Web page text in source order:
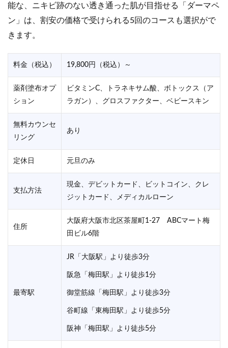
能な、ニキビ跡のない透き通った肌が目指せる「ダーマペ
ン」は、割安の価格で受けられる5回のコースも選択がで
きます。
料金（税込） 19,800円（税込）～
薬剤塗布オプ
ション
ビタミンC、トラネキサム酸、ボトックス（ア
ラガン）、グロスファクター、ベビースキン
無料カウンセ
リング
あり
定休日 元旦のみ
支払方法
現金、デビットカード、ビットコイン、クレ
ジットカード、メディカルローン
住所
大阪府大阪市北区茶屋町1-27 ABCマート梅
田ビル6階
最寄駅
JR「大阪駅」より徒歩3分
阪急「梅田駅」より徒歩1分
御堂筋線「梅田駅」より徒歩3分
谷町線「東梅田駅」より徒歩5分
阪神「梅田駅」より徒歩5分